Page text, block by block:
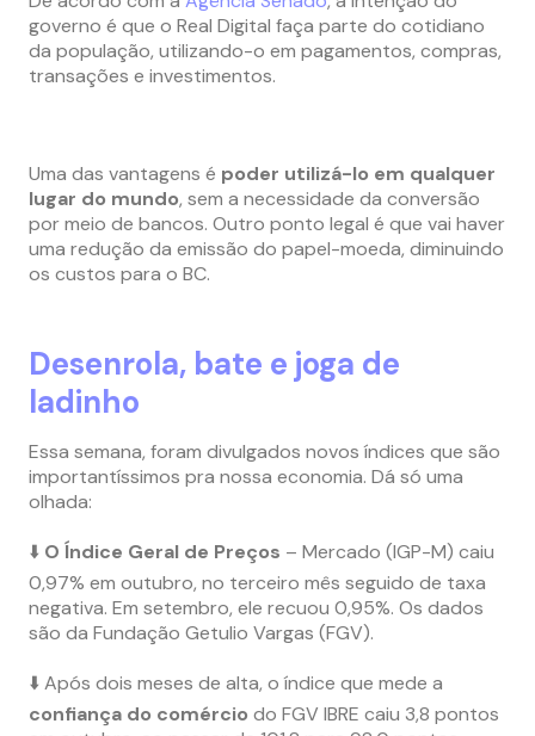
governo é que o Real Digital faça parte do cotidiano
da população, utilizando-o em pagamentos, compras,
transações e investimentos.
Uma das vantagens é poder utilizá-lo em qualquer
lugar do mundo, sem a necessidade da conversão
por meio de bancos. Outro ponto legal é que vai haver
uma redução da emissão do papel-moeda, diminuindo
os custos para o BC.
Desenrola, bate e joga de
ladinho
Essa semana, foram divulgados novos índices que são
importantíssimos pra nossa economia. Dá só uma
olhada:
⬇️ O Índice Geral de Preços – Mercado (IGP-M) caiu
0,97% em outubro, no terceiro mês seguido de taxa
negativa. Em setembro, ele recuou 0,95%. Os dados
são da Fundação Getulio Vargas (FGV).
⬇️ Após dois meses de alta, o índice que mede a
confiança do comércio do FGV IBRE caiu 3,8 pontos